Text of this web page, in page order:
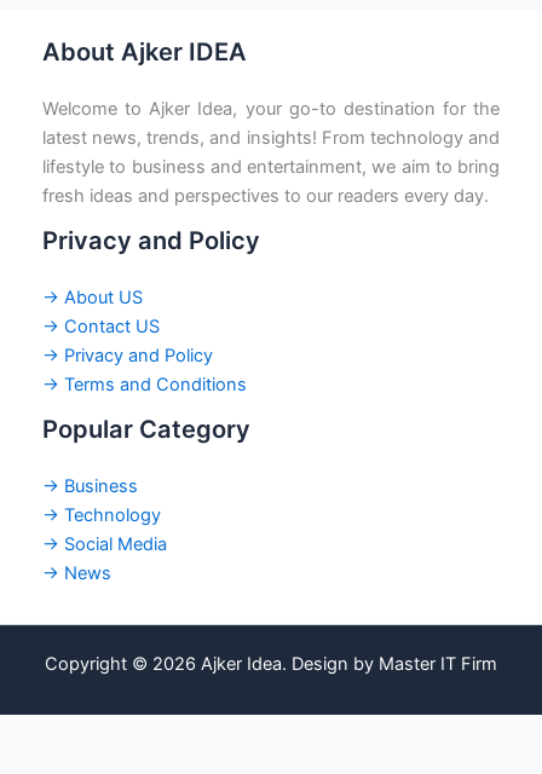
About Ajker IDEA
Welcome to Ajker Idea, your go-to destination for the
latest news, trends, and insights! From technology and
lifestyle to business and entertainment, we aim to bring
fresh ideas and perspectives to our readers every day.
Privacy and Policy
→ About US
→ Contact US
→ Privacy and Policy
→ Terms and Conditions
Popular Category
→ Business
→ Technology
→ Social Media
→ News
Copyright © 2026 Ajker Idea. Design by Master IT Firm